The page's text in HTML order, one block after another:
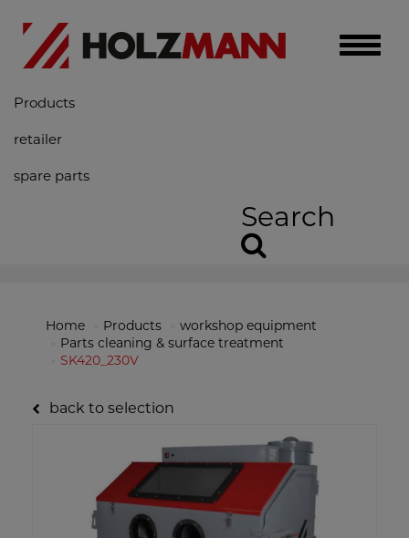
Toggle
Products
retailer
spare parts
Search
Home Products
workshop equipment
Parts cleaning & surface treatment
SK420_230V
back to selection